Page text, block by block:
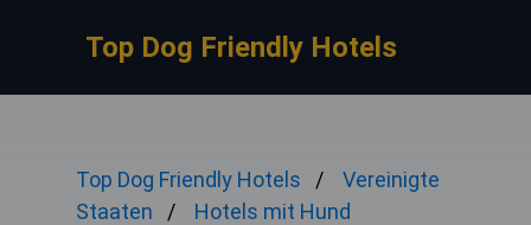
Top Dog Friendly Hotels
Top Dog Friendly Hotels
Vereinigte
Staaten
Hotels mit Hund